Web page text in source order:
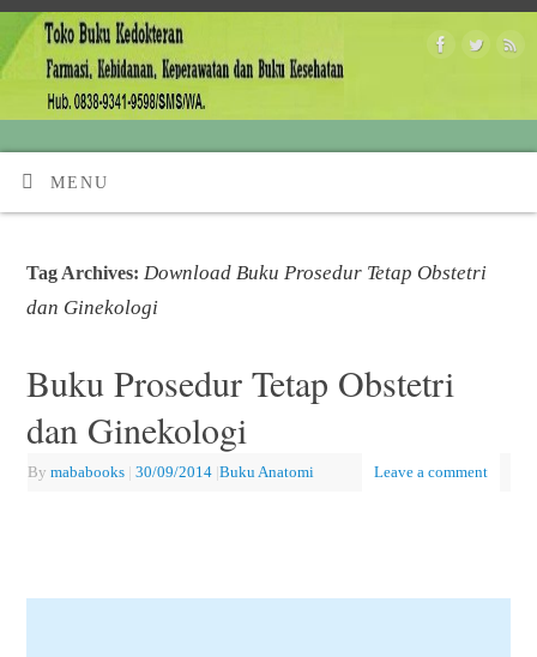
MENU
Tag Archives: Download Buku Prosedur Tetap Obstetri
dan Ginekologi
Buku Prosedur Tetap Obstetri
dan Ginekologi
By mababooks | 30/09/2014 |Buku Anatomi Leave a comment